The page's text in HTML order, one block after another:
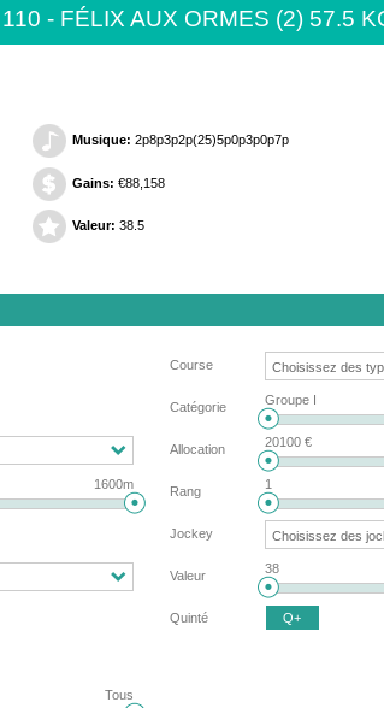
110 - FÉLIX AUX ORMES (2) 57.5
Musique: 2p8p3p2p(25)5p0p3p0p7p
Gains: €88,158
Valeur: 38.5
1600m
Tous
Course
Catégorie Groupe I
Allocation 20100 €
Rang 1
Jockey
Valeur 38
Quinté Q+